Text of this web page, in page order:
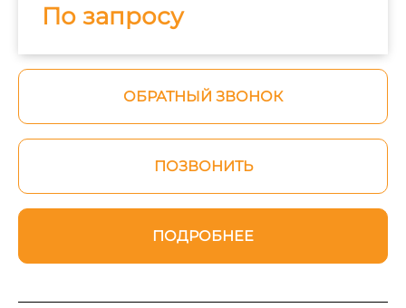
По запросу
ОБРАТНЫЙ ЗВОНОК
ПОЗВОНИТЬ
ПОДРОБНЕЕ